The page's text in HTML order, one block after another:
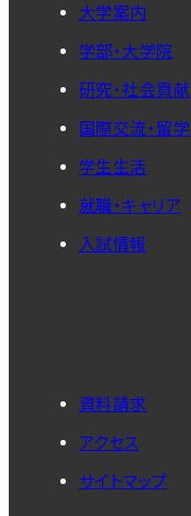
大学案内
学部・大学院
研究・社会貢献
国際交流・留学
学生生活
就職・キャリア
入試情報
資料請求
アクセス
サイトマップ